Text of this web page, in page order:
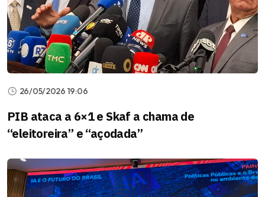
26/05/2026 19:06
PIB ataca a 6×1 e Skaf a chama de
“eleitoreira” e “açodada”